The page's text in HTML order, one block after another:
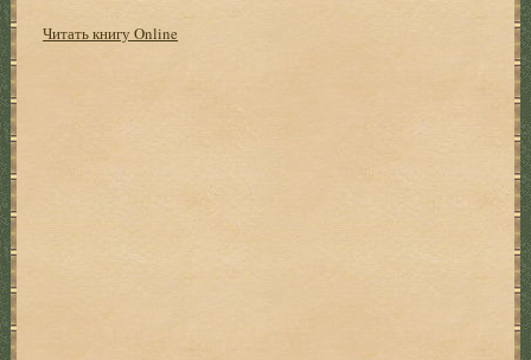
Читать книгу Online